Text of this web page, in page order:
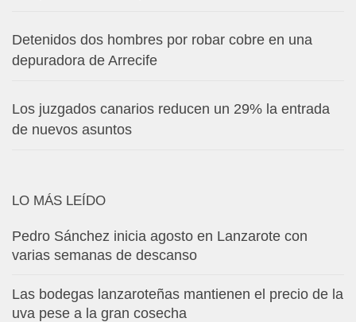
Detenidos dos hombres por robar cobre en una
depuradora de Arrecife
Los juzgados canarios reducen un 29% la entrada
de nuevos asuntos
LO MÁS LEÍDO
Pedro Sánchez inicia agosto en Lanzarote con
varias semanas de descanso
Las bodegas lanzaroteñas mantienen el precio de la
uva pese a la gran cosecha